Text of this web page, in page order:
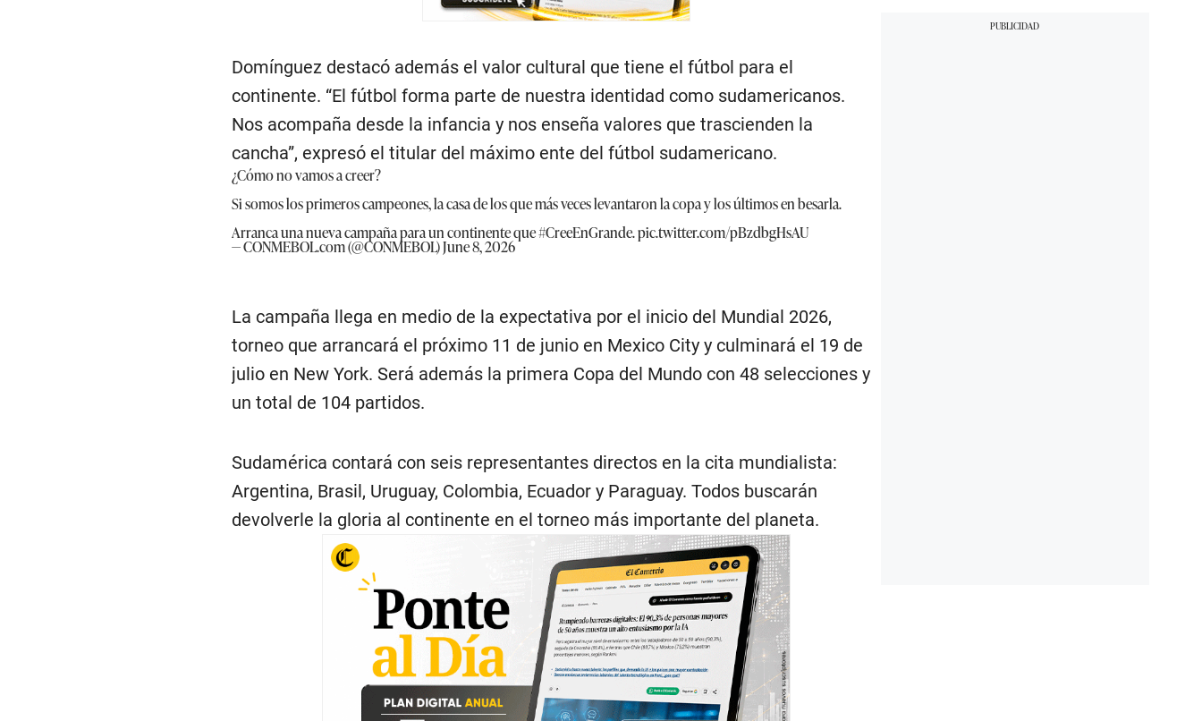
Domínguez destacó además el valor cultural que tiene el fútbol para el
continente. “El fútbol forma parte de nuestra identidad como sudamericanos.
Nos acompaña desde la infancia y nos enseña valores que trascienden la
cancha”, expresó el titular del máximo ente del fútbol sudamericano.
¿Cómo no vamos a creer?​
Si somos los primeros campeones, la casa de los que más veces levantaron la copa y los últimos en besarla.​
Arranca una nueva campaña para un continente que#CreeEnGrande.pic.twitter.com/pBzdbgHsAU
— CONMEBOL.com (@CONMEBOL)June 8, 2026
La campaña llega en medio de la expectativa por el inicio del Mundial 2026,
torneo que arrancará el próximo 11 de junio en Mexico City y culminará el 19 de
julio en New York. Será además la primera Copa del Mundo con 48 selecciones y
un total de 104 partidos.
Sudamérica contará con seis representantes directos en la cita mundialista:
Argentina, Brasil, Uruguay, Colombia, Ecuador y Paraguay. Todos buscarán
devolverle la gloria al continente en el torneo más importante del planeta.